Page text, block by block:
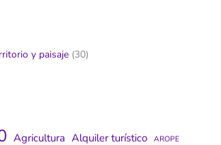
y paisaje (30)
Agricultura Alquiler turístico AROPE